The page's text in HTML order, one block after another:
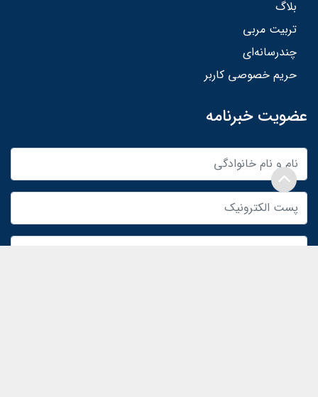
بلاگ
تربیت مربی
چندرسانه‌ای
حریم خصوصی کاربر
عضویت خبرنامه